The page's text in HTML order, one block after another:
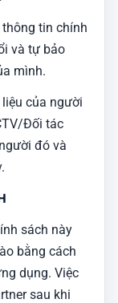
tin chính
và tự bảo
mình.
của người
Đối tác
đó và
sách này
bằng cách
dụng. Việc
sau khi